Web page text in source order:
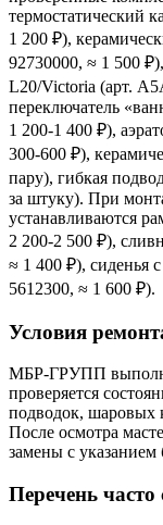
термостатический
1 200 ₽),
92730000, ≈ 1 500
L20/Victoria (арт.
переключатель
1 200‑1 400 ₽),
300‑600 ₽),
пару), гибкая
за штуку). При
устанавливаются
2 200‑2 500 ₽),
≈ 1 400 ₽), сиденья
5612300, ≈ 1 600 ₽).
Условия
МБР‑ГРУПП
проверяется
подводок, шаровых
После осмотра
замены с указанием
Перечень